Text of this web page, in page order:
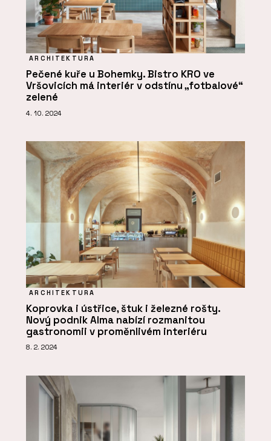
ARCHITEKTURA
Pečené kuře u Bohemky. Bistro KRO ve
Vršovicích má interiér v odstínu „fotbalové“
zelené
4. 10. 2024
ARCHITEKTURA
Koprovka i ústřice, štuk i železné rošty.
Nový podnik Alma nabízí rozmanitou
gastronomii v proměnlivém interiéru
8. 2. 2024